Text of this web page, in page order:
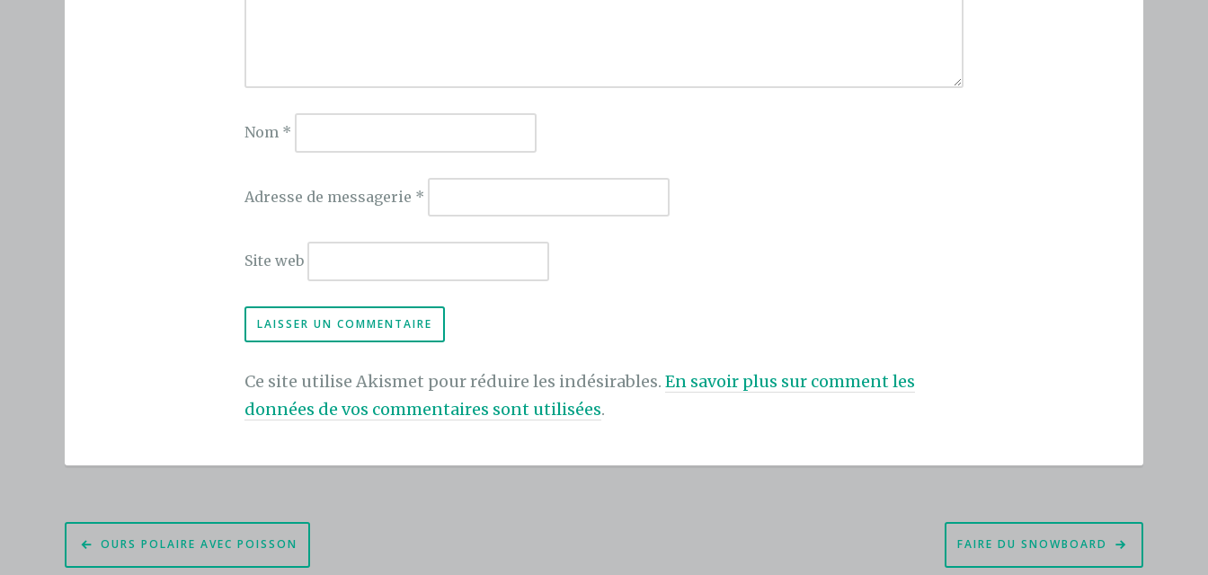
Nom *
Adresse de messagerie *
Site web
Ce site utilise Akismet pour réduire les indésirables. En savoir plus sur comment les
données de vos commentaires sont utilisées.
Navigation
de
OURS POLAIRE AVEC POISSON FAIRE DU SNOWBOARD